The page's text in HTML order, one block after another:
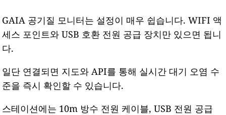
GAIA 공기질 모니터는 설정이 매우 쉽습니다. WIFI 액
세스 포인트와 USB 호환 전원 공급 장치만 있으면 됩니
다.
일단 연결되면 지도와 API를 통해 실시간 대기 오염 수
준을 즉시 확인할 수 있습니다.
스테이션에는 10m 방수 전원 케이블, USB 전원 공급